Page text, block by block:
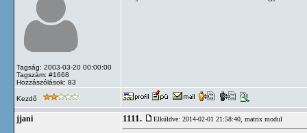
Tagság: 2003-03-20 00:00:00
Tagszám: #1668
Hozzászólások: 83
Kezdő
jjani 1111. Elküldve: 2014-02-01 21:58:40, matrix modul